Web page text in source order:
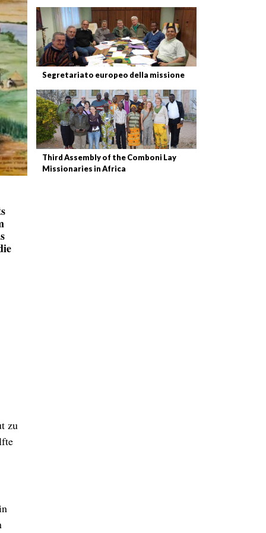
Segretariato europeo della missione
Third Assembly of the Comboni Lay
Missionaries in Africa
zu